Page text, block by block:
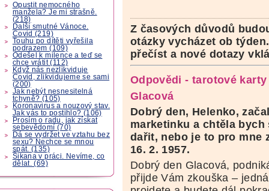
Opustit nemocného
manžela? Je mi strašně.
(218)
Další smutné Vánoce.
Covid (219)
Touhu po dítěti vyřešila
podrazem (109)
Odešel k milence a teď se
chce vrátit (112)
Když nás nezlikviduje
Covid, zlikvidujeme se sami
(200)
Jak nebýt nesnesitelná
tchyně? (105)
Koronavirus a nouzový stav.
Jak vás to postihlo? (106)
Prosím o radu, jak získat
sebevědomí (70)
Dá se vydržet ve vztahu bez
sexu? Nechce se mnou
spát. (135)
Šikana v práci. Nevíme, co
dělat. (69)
Z časových důvodů
otázky vycházet ob
přečíst a nové dotazy
Odpovědi - tarotové
Glacová
Dobrý den, Helenko,
marketinku a chtěla
dařit, nebo je to pro mne
16. 2. 1957.
Dobrý den Glacová,
přijde Vám zkouška –